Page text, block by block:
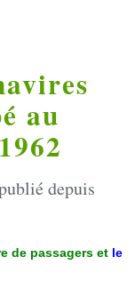
au
depuis
de passagers et le